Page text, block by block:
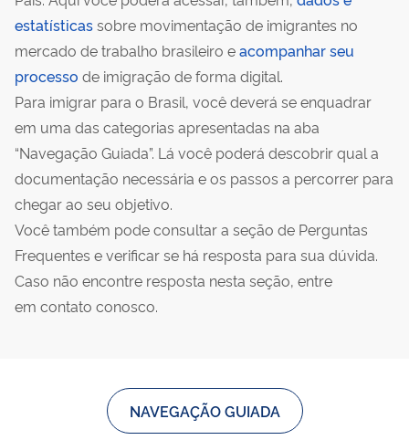
estatísticassobre movimentação de imigrantes no
mercado de trabalho brasileiro eacompanhar seu
processo de imigração de forma digital.
Para imigrar para o Brasil, você deverá se enquadrar
em uma das categorias apresentadas na aba
“Navegação Guiada”. Lá você poderá descobrir qual a
documentação necessária e os passos a percorrer para
chegar ao seu objetivo.
Você também pode consultar a seção de Perguntas
Frequentes e verificar se há resposta para sua dúvida.
Caso não encontre resposta nesta seção, entre
em contato conosco.
NAVEGAÇÃO GUIADA